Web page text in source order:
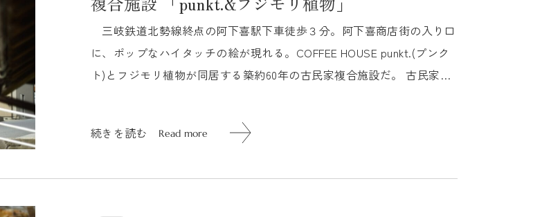
三岐鉄道北勢線終点の阿下喜駅下車徒歩３分。阿下喜商店街の入り口
に、ポップなハイタッチの絵が現れる。COFFEE HOUSE punkt.(プンク
ト)とフジモリ植物が同居する築約60年の古民家複合施設だ。 古民家の
続きを読む Read more